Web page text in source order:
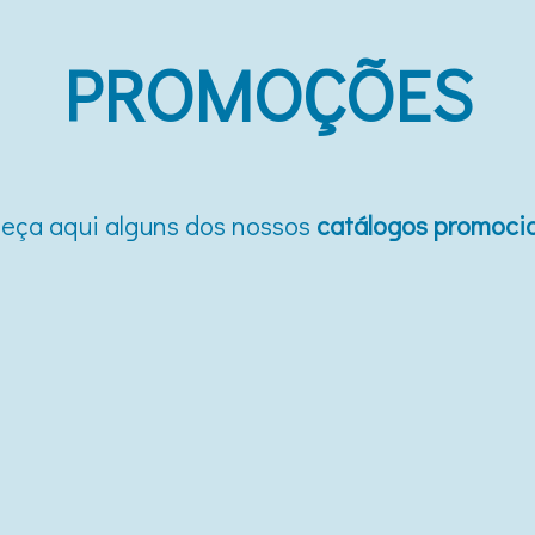
PROMOÇÕES
aqui alguns dos nossos catálogos